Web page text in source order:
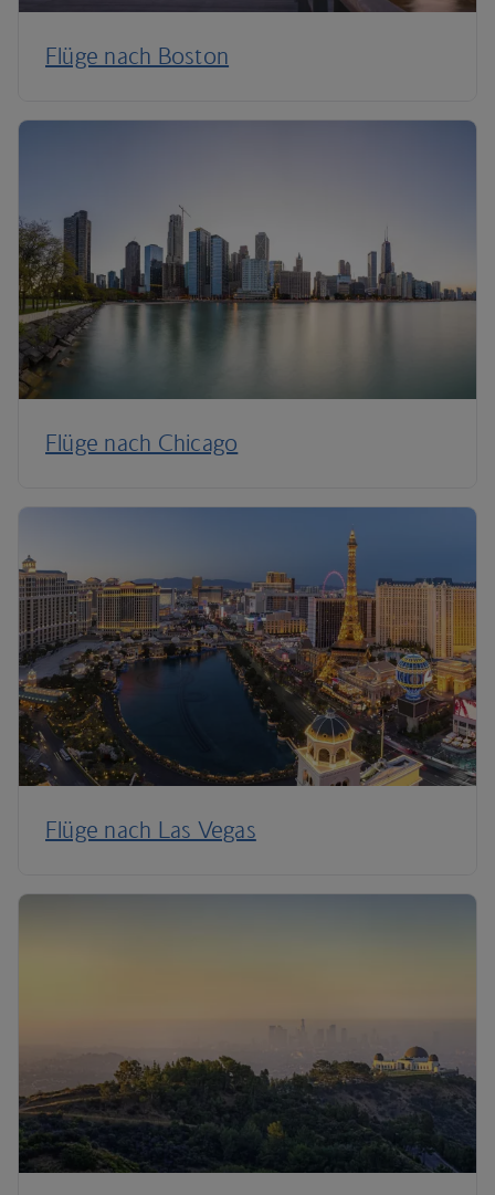
Flüge nach Boston
Flüge nach Chicago
Flüge nach Las Vegas